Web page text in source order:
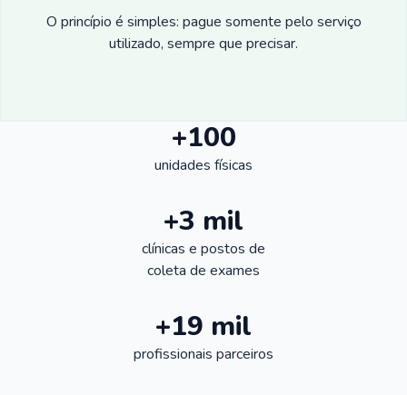
O princípio é simples: pague somente pelo serviço
utilizado, sempre que precisar.
+100
unidades físicas
+3 mil
clínicas e postos de
coleta de exames
+19 mil
profissionais parceiros